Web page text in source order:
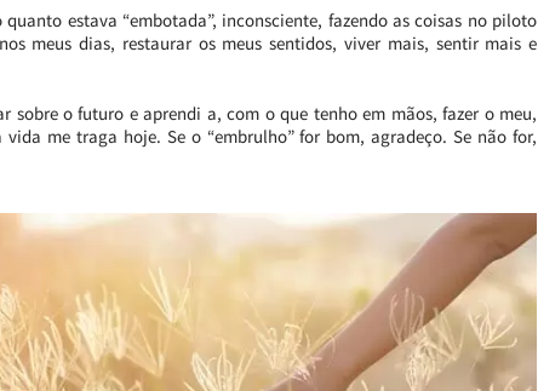
estava “embotada”, inconsciente, fazendo as coisas no piloto
meus dias, restaurar os meus sentidos, viver mais, sentir mais e
sobre o futuro e aprendi a, com o que tenho em mãos, fazer o meu,
me traga hoje. Se o “embrulho” for bom, agradeço. Se não for,